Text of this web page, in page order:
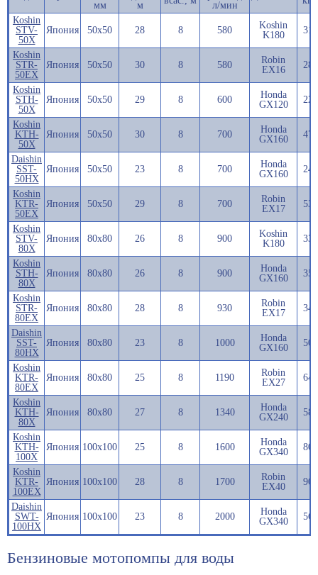
мм
м
л/мин
Кoshin
STV-
50X
Япония 50х50 28 8 580
Koshin
K180
31
Кoshin
STR-
50EX
Япония 50х50 30 8 580
Robin
EX16
28
Кoshin
STH-
50X
Япония 50х50 29 8 600
Honda
GX120
22
Кoshin
KTH-
50X
Япония 50х50 30 8 700
Honda
GX160
47
Daishin
SST-
50HX
Япония 50х50 23 8 700
Honda
GX160
24
Кoshin
KTR-
50EX
Япония 50х50 29 8 700
Robin
EX17
53
Кoshin
STV-
80X
Япония 80х80 26 8 900
Koshin
K180
33
Кoshin
STH-
80X
Япония 80х80 26 8 900
Honda
GX160
35
Кoshin
STR-
80EX
Япония 80х80 28 8 930
Robin
EX17
34
Daishin
SST-
80HX
Япония 80х80 23 8 1000
Honda
GX160
50
Кoshin
KTR-
80EX
Япония 80х80 25 8 1190
Robin
EX27
64
Кoshin
KTH-
80X
Япония 80х80 27 8 1340
Honda
GX240
58
Кoshin
KTH-
100X
Япония 100х100 25 8 1600
Honda
GX340
80
Кoshin
KTR-
100EX
Япония 100х100 28 8 1700
Robin
EX40
90
Daishin
SWT-
100HX
Япония 100х100 23 8 2000
Honda
GX340
56
Бензиновые мотопомпы для воды